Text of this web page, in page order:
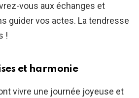
vous aux échanges et
guider vos actes. La tendresse
!
et harmonie
vivre une journée joyeuse et